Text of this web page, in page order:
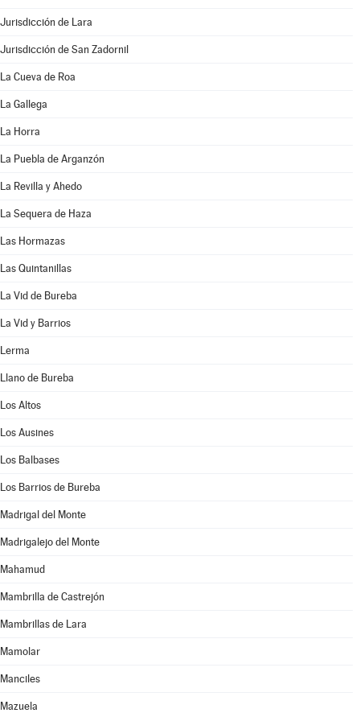
Jurisdicción de Lara
Jurisdicción de San Zadornil
La Cueva de Roa
La Gallega
La Horra
La Puebla de Arganzón
La Revilla y Ahedo
La Sequera de Haza
Las Hormazas
Las Quintanillas
La Vid de Bureba
La Vid y Barrios
Lerma
Llano de Bureba
Los Altos
Los Ausines
Los Balbases
Los Barrios de Bureba
Madrigal del Monte
Madrigalejo del Monte
Mahamud
Mambrilla de Castrejón
Mambrillas de Lara
Mamolar
Manciles
Mazuela